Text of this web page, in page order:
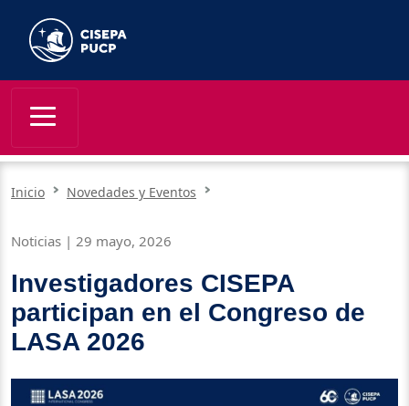
Inicio Novedades y Eventos
Noticias | 29 mayo, 2026
Investigadores CISEPA
participan en el Congreso de
LASA 2026